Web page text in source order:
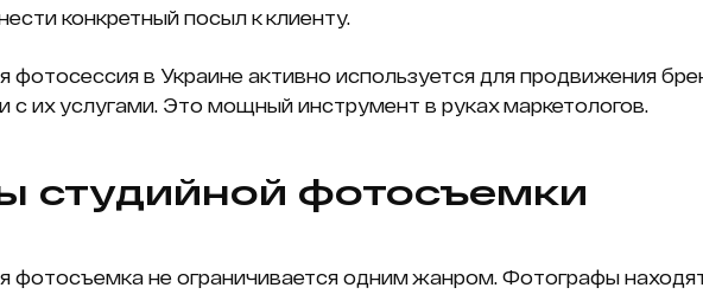
конкретный посыл к клиенту.
фотосессия в Украине активно используется для продвижения
с их услугами. Это мощный инструмент в руках маркетологов.
студийной фотосъемки
фотосъемка не ограничивается одним жанром. Фотографы